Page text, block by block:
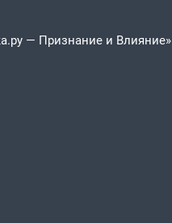
— Признание и Влияние»